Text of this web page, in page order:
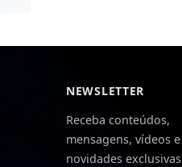
NEWSLETTER
Receba conteúdos,
mensagens, vídeos e
novidades exclusivas